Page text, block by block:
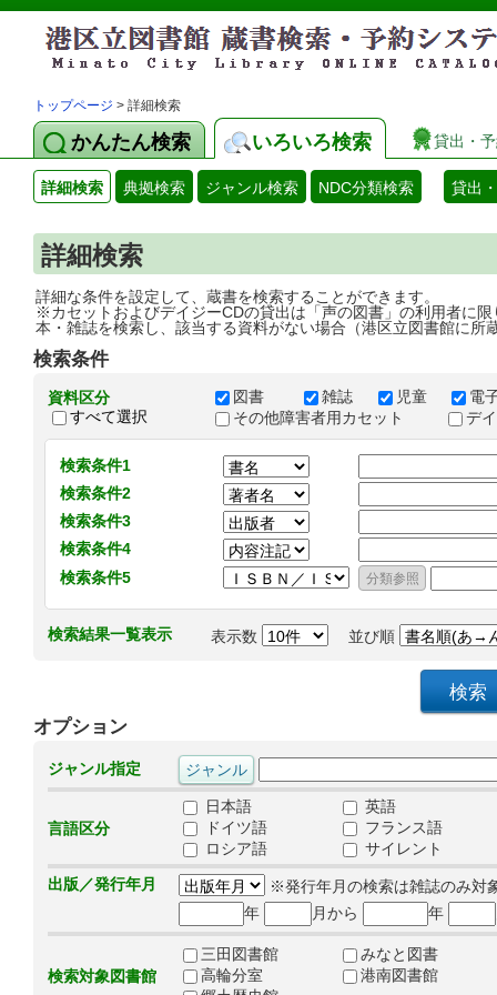
トップページ > 詳細検索
かんたん検索 いろいろ検索 貸出・
詳細検索 典拠検索 ジャンル検索 NDC分類検索 貸出
詳細検索
詳細な条件を設定して、蔵書を検索することができます。
※カセットおよびデイジーCDの貸出は「声の図書」の利用者に限
本・雑誌を検索し、該当する資料がない場合（港区立図書館に所
検索条件
資料区分
すべて選択
図書 雑誌 児童
電
その他障害者用カセット
デ
検索条件1
検索条件2
検索条件3
検索条件4
検索条件5
検索結果一覧表示 表示数 並び順
オプション
ジャンル指定
言語区分
日本語
英語
ドイツ語
フランス語
ロシア語
サイレント
出版／発行年月
※発行年月の検索は雑誌のみ対
年
月から 年
検索対象図書館
三田図書館
みなと図書
高輪分室
港南図書館